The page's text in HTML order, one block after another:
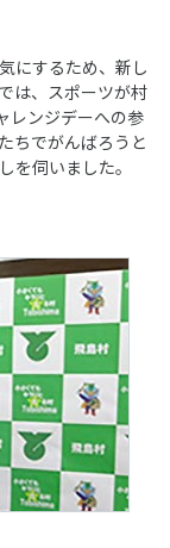
にするため、新し
は、スポーツが村
レンジデーへの参
ちでがんばろうと
を伺いました。